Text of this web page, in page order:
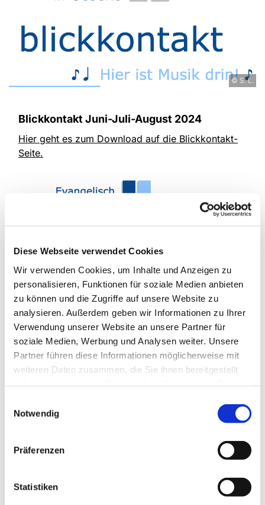
Diese Webseite verwendet Cookies
Wir verwenden Cookies, um Inhalte und Anzeigen zu
personalisieren, Funktionen für soziale Medien anbieten
zu können und die Zugriffe auf unsere Website zu
analysieren. Außerdem geben wir Informationen zu Ihrer
Verwendung unserer Website an unsere Partner für
soziale Medien, Werbung und Analysen weiter. Unsere
Partner führen diese Informationen möglicherweise mit
weiteren Daten zusammen, die Sie ihnen bereitgestellt
Notwendig
Präferenzen
Statistiken
© S. L.
Blickkontakt Juni-Juli-August 2024
Hier geht es zum Download auf die Blickkontakt-
Seite.